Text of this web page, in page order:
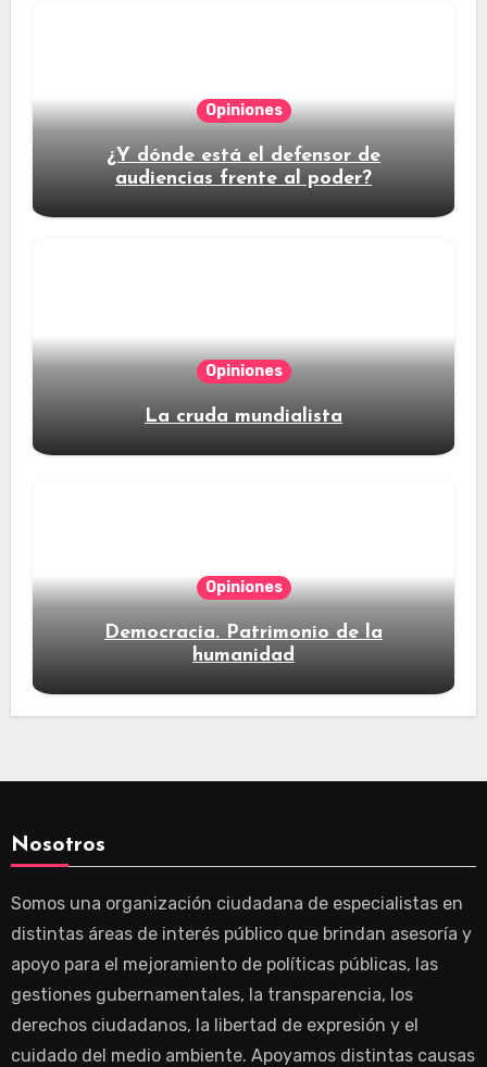
Opiniones
¿Y dónde está el defensor de
audiencias frente al poder?
Opiniones
La cruda mundialista
Opiniones
Democracia. Patrimonio de la
humanidad
Nosotros
Somos una organización ciudadana de especialistas en
distintas áreas de interés público que brindan asesoría y
apoyo para el mejoramiento de políticas públicas, las
gestiones gubernamentales, la transparencia, los
derechos ciudadanos, la libertad de expresión y el
cuidado del medio ambiente. Apoyamos distintas causas